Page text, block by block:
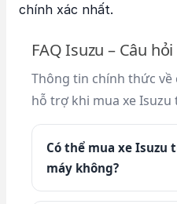
chính xác nhất.
FAQ Isuzu – Câu
Thông tin chính thức về
hỗ trợ khi mua xe Isuzu
Có thể mua xe
máy không?